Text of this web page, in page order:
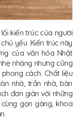
kiến trúc của người
yếu. Kiến trúc này
của văn hóa Nhật
nhàng nhưng cũng
cách. Chất liệu
nhà, trần nhà, bàn
đơn giản với những
gọn gàng, khoa